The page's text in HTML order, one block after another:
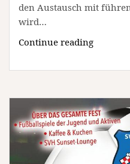
den Austausch mit
wird…
Continue readingE-
Gipfel
|